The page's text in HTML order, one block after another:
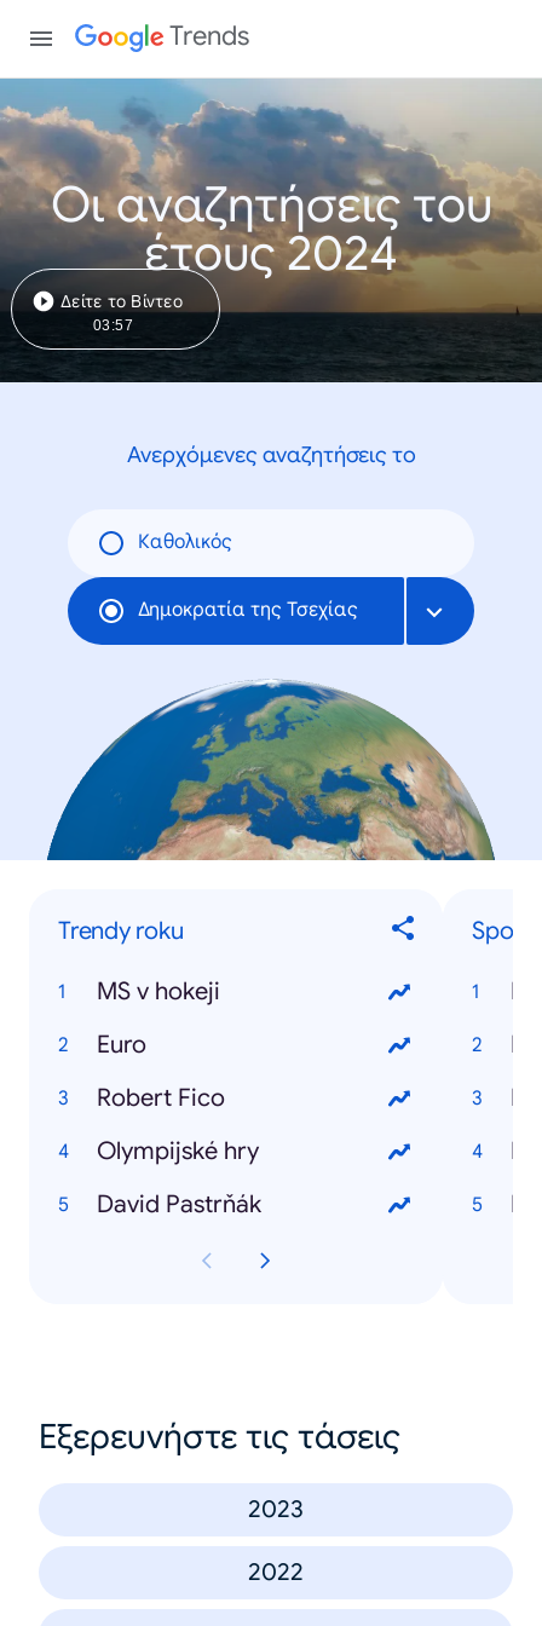
Trends
Οι αναζητήσεις του
έτους 2024
Δείτε το Βίντεο
03:57
Ανερχόμενες αναζητήσεις το
Καθολικός
Δημοκρατία της Τσεχίας
Trendy roku
MS v hokeji
Euro
Robert Fico
Olympijské hry
David Pastrňák
Εξερευνήστε τις τάσεις
2023
2022